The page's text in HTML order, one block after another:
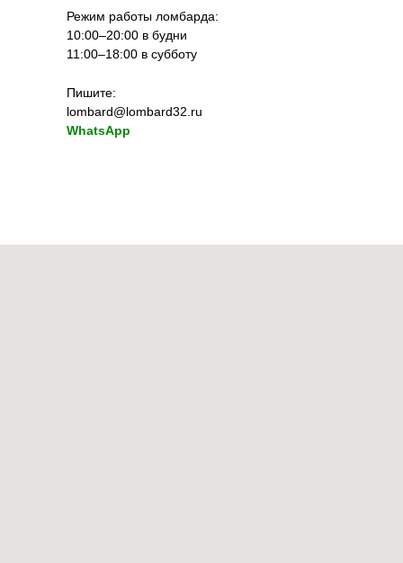
Режим работы ломбарда:
10:00–20:00 в будни
11:00–18:00 в субботу
Пишите:
lombard@lombard32.ru
WhatsApp